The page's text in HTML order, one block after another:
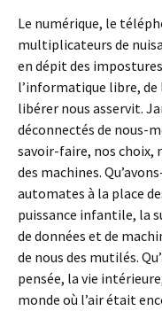
Le numérique, le
multiplicateurs de
en dépit des
l’informatique libre, de
libérer nous asservit.
déconnectés de nous-
savoir-faire, nos choix,
des machines.
automates à la place
puissance infantile, la
de données et de
de nous des mutilés.
pensée, la vie
monde où l’air était